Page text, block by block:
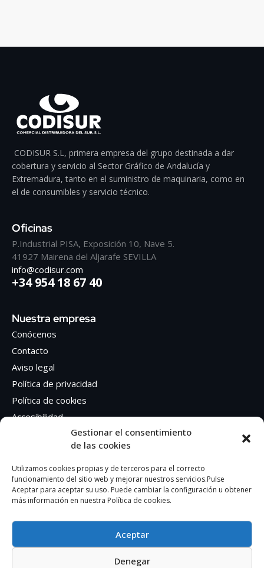
Gestionar el consentimiento
de las cookies
Utilizamos cookies propias y de terceros para el correcto
funcionamiento del sitio web y mejorar nuestros servicios.Pulse
Aceptar para aceptar su uso. Puede cambiar la configuración u obtener
más información en nuestra Política de cookies.
Aceptar
Denegar
CODISUR S.L, primera empresa del grupo destinada a dar
cobertura y servicio al Sector Gráfico de Andalucía y
Extremadura, tanto en el suministro de maquinaria, como en
el de consumibles y servicio técnico.
Oficinas
P.Industrial PISA, Exposición 10, Nave 5.
41927 Mairena del Aljarafe SEVILLA
info@codisur.com
+34 954 18 67 40
Nuestra empresa
Conócenos
Contacto
Aviso legal
Política de privacidad
Política de cookies
Accesibilidad
Síguenos en Redes sociales
Facebook
Instagram